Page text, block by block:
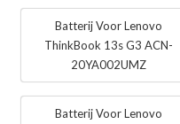
Batterij Voor Lenovo
ThinkBook 13s G3 ACN-
20YA002UMZ
Batterij Voor Lenovo